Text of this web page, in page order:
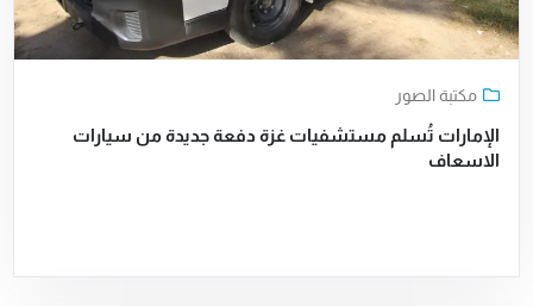
مكتبة الصور
الإمارات تُسلم مستشفيات غزة دفعة جديدة من سيارات
الاسعاف